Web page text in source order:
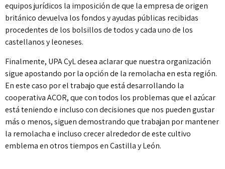
equipos jurídicos la imposición de que la empresa de origen
británico devuelva los fondos y ayudas públicas recibidas
procedentes de los bolsillos de todos y cada uno de los
castellanos y leoneses.
Finalmente, UPA CyL desea aclarar que nuestra organización
sigue apostando por la opción de la remolacha en esta región.
En este caso por el trabajo que está desarrollando la
cooperativa ACOR, que con todos los problemas que el azúcar
está teniendo e incluso con decisiones que nos pueden gustar
más o menos, siguen demostrando que trabajan por mantener
la remolacha e incluso crecer alrededor de este cultivo
emblema en otros tiempos en Castilla y León.